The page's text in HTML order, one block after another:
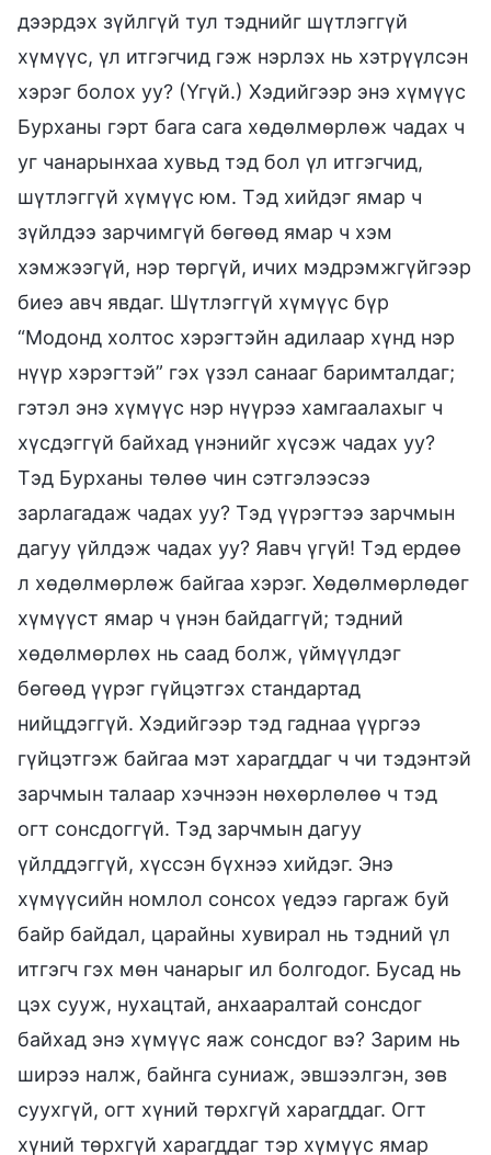
дээрдэх зүйлгүй тул тэднийг шүтлэггүй
хүмүүс, үл итгэгчид гэж нэрлэх нь хэтрүүлсэн
хэрэг болох уу? (Үгүй.) Хэдийгээр энэ хүмүүс
Бурханы гэрт бага сага хөдөлмөрлөж чадах ч
уг чанарынхаа хувьд тэд бол үл итгэгчид,
шүтлэггүй хүмүүс юм. Тэд хийдэг ямар ч
зүйлдээ зарчимгүй бөгөөд ямар ч хэм
хэмжээгүй, нэр төргүй, ичих мэдрэмжгүйгээр
биеэ авч явдаг. Шүтлэггүй хүмүүс бүр
“Модонд холтос хэрэгтэйн адилаар хүнд нэр
нүүр хэрэгтэй” гэх үзэл санааг баримталдаг;
гэтэл энэ хүмүүс нэр нүүрээ хамгаалахыг ч
хүсдэггүй байхад үнэнийг хүсэж чадах уу?
Тэд Бурханы төлөө чин сэтгэлээсээ
зарлагадаж чадах уу? Тэд үүрэгтээ зарчмын
дагуу үйлдэж чадах уу? Яавч үгүй! Тэд ердөө
л хөдөлмөрлөж байгаа хэрэг. Хөдөлмөрлөдөг
хүмүүст ямар ч үнэн байдаггүй; тэдний
хөдөлмөрлөх нь саад болж, үймүүлдэг
бөгөөд үүрэг гүйцэтгэх стандартад
нийцдэггүй. Хэдийгээр тэд гаднаа үүргээ
гүйцэтгэж байгаа мэт харагддаг ч чи тэдэнтэй
зарчмын талаар хэчнээн нөхөрлөлөө ч тэд
огт сонсдоггүй. Тэд зарчмын дагуу
үйлддэггүй, хүссэн бүхнээ хийдэг. Энэ
хүмүүсийн номлол сонсох үедээ гаргаж буй
байр байдал, царайны хувирал нь тэдний үл
итгэгч гэх мөн чанарыг ил болгодог. Бусад нь
цэх сууж, нухацтай, анхааралтай сонсдог
байхад энэ хүмүүс яаж сонсдог вэ? Зарим нь
ширээ налж, байнга суниаж, эвшээлгэн, зөв
суухгүй, огт хүний төрхгүй харагддаг. Огт
хүний төрхгүй харагддаг тэр хүмүүс ямар